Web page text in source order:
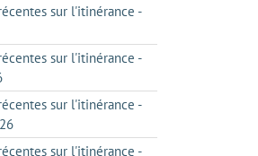
sur l'itinérance -
sur l'itinérance -
sur l'itinérance -
sur l'itinérance -